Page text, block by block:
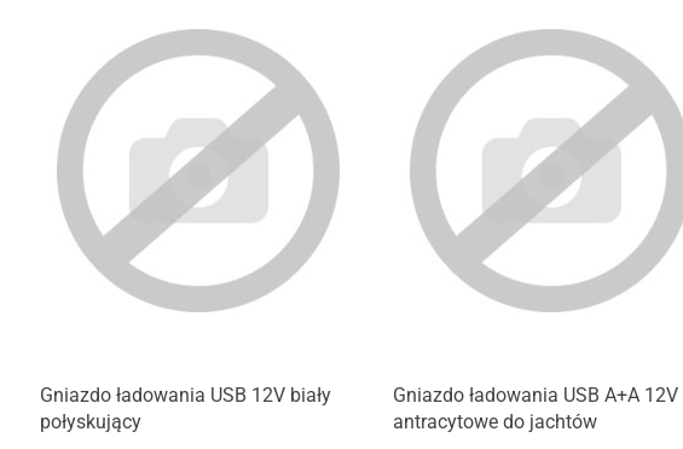
Gniazdo ładowania USB 12V biały
połyskujący
Gniazdo ładowania USB A+A 12V
antracytowe do jachtów